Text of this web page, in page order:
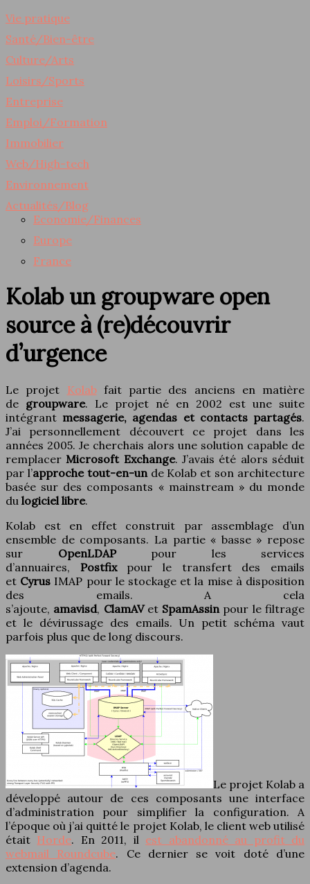
Vie pratique
Santé/Bien-être
Culture/Arts
Loisirs/Sports
Entreprise
Emploi/Formation
Immobilier
Web/High-tech
Environnement
Actualités/Blog
Economie/Finances
Europe
France
Kolab un groupware open
source à (re)découvrir
d’urgence
Le projet Kolabfait partie des anciens en matière
de groupware. Le projet né en 2002 est une suite
intégrant messagerie, agendas et contacts partagés.
J’ai personnellement découvert ce projet dans les
années 2005. Je cherchais alors une solution capable de
remplacer Microsoft Exchange. J’avais été alors séduit
par l’approche tout-en-unde Kolab et son architecture
basée sur des composants « mainstream » du monde
du logiciel libre.
Kolab est en effet construit par assemblage d’un
ensemble de composants. La partie « basse » repose
sur OpenLDAPpour les services
d’annuaires, Postfixpour le transfert des emails
et Cyrus IMAP pour le stockage et la mise à disposition
des emails. A cela
s’ajoute, amavisd, ClamAVet SpamAssin pour le filtrage
et le dévirussage des emails. Un petit schéma vaut
parfois plus que de long discours.
Le projet Kolab a
développé autour de ces composants une interface
d’administration pour simplifier la configuration. A
l’époque où j’ai quitté le projet Kolab, le client web utilisé
était Horde. En 2011, il est abandonné au profit du
webmail Roundcube. Ce dernier se voit doté d’une
extension d’agenda.